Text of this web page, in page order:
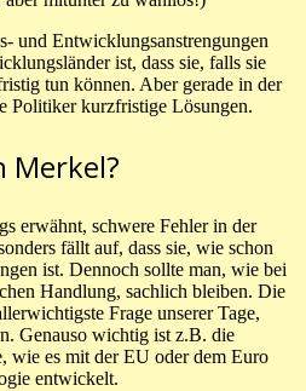
und Entwicklungsanstrengungen
ist, dass sie, falls sie
tun können. Aber gerade in der
Politiker kurzfristige Lösungen.
Merkel?
erwähnt, schwere Fehler in der
fällt auf, dass sie, wie schon
ist. Dennoch sollte man, wie bei
Handlung, sachlich bleiben. Die
Frage unserer Tage,
Genauso wichtig ist z.B. die
wie es mit der EU oder dem Euro
entwickelt.